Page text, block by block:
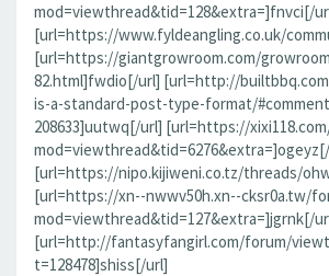
mod=viewthread&tid=128&extra=]fnvci[/
[url=https://www.fyldeangling.co.uk/
[url=https://giantgrowroom.com/
82.html]fwdio[/url] [url=http://
is-a-standard-post-type-format/
208633]uutwq[/url] [url=https://
[url=https://nipo.kijiweni.co.tz/threads/
[url=https://xn--nwwv50h.xn--cksr0a.tw/
mod=viewthread&tid=127&extra=]jgrnk[/
[url=http://fantasyfangirl.com/forum/
t=128478]shiss[/url]